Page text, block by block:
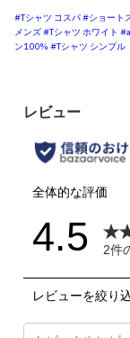
#Tシャツ コスパ#ショート
メンズ#Tシャツ ホワイト
ン100% #Tシャツ シンプル